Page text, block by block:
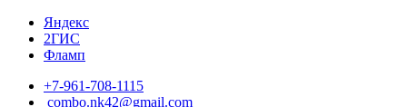
Яндекс
2ГИС
Фламп
+7-961-708-1115
combo.nk42@gmail.com